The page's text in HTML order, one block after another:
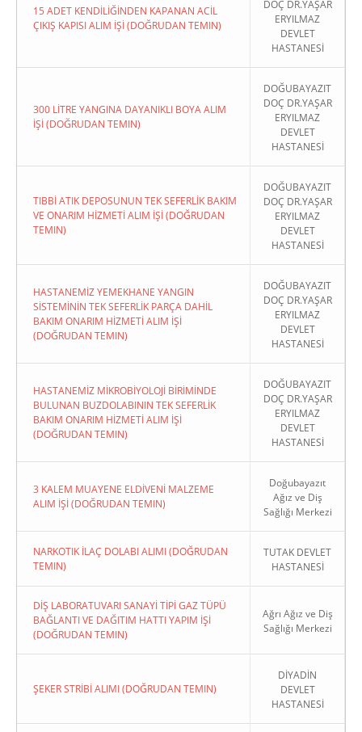
15 ADET KENDİLİĞİNDEN KAPANAN ACİL
ÇIKIŞ KAPISI ALIM İŞİ (DOĞRUDAN TEMIN)
DOÇ DR.YAŞAR
ERYILMAZ
DEVLET
HASTANESİ
300 LİTRE YANGINA DAYANIKLI BOYA ALIM
İŞİ (DOĞRUDAN TEMIN)
DOĞUBAYAZIT
DOÇ DR.YAŞAR
ERYILMAZ
DEVLET
HASTANESİ
TIBBİ ATIK DEPOSUNUN TEK SEFERLİK BAKIM
VE ONARIM HİZMETİ ALIM İŞİ (DOĞRUDAN
TEMIN)
DOĞUBAYAZIT
DOÇ DR.YAŞAR
ERYILMAZ
DEVLET
HASTANESİ
HASTANEMİZ YEMEKHANE YANGIN
SİSTEMİNİN TEK SEFERLİK PARÇA DAHİL
BAKIM ONARIM HİZMETİ ALIM İŞİ
(DOĞRUDAN TEMIN)
DOĞUBAYAZIT
DOÇ DR.YAŞAR
ERYILMAZ
DEVLET
HASTANESİ
HASTANEMİZ MİKROBİYOLOJİ BİRİMİNDE
BULUNAN BUZDOLABININ TEK SEFERLİK
BAKIM ONARIM HİZMETİ ALIM İŞİ
(DOĞRUDAN TEMIN)
DOĞUBAYAZIT
DOÇ DR.YAŞAR
ERYILMAZ
DEVLET
HASTANESİ
3 KALEM MUAYENE ELDİVENİ MALZEME
ALIM İŞİ (DOĞRUDAN TEMIN)
Doğubayazıt
Ağız ve Diş
Sağlığı Merkezi
NARKOTIK İLAÇ DOLABI ALIMI (DOĞRUDAN
TEMIN)
TUTAK DEVLET
HASTANESİ
DİŞ LABORATUVARI SANAYİ TİPİ GAZ TÜPÜ
BAĞLANTI VE DAĞITIM HATTI YAPIM İŞİ
(DOĞRUDAN TEMIN)
Ağrı Ağız ve Diş
Sağlığı Merkezi
ŞEKER STRİBİ ALIMI (DOĞRUDAN TEMIN)
DİYADİN
DEVLET
HASTANESİ